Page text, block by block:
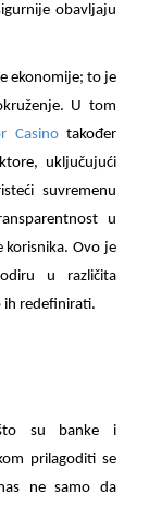
obavljaju
ekonomije; to je
U tom
Casinotakođer
uključujući
suvremenu
u
korisnika. Ovo je
u različita
ih redefinirati.
što su banke i
prilagoditi se
ne samo da